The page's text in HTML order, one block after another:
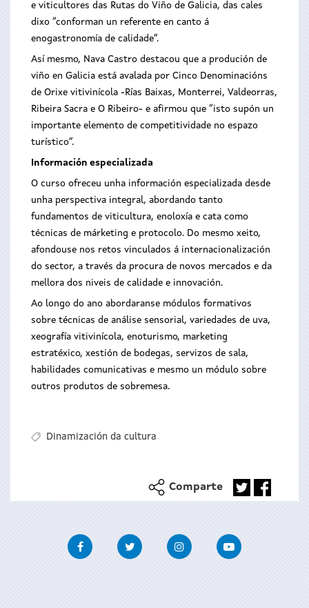
e viticultores das Rutas do Viño de Galicia, das cales
dixo “conforman un referente en canto á
enogastronomía de calidade”.
Así mesmo, Nava Castro destacou que a produción de
viño en Galicia está avalada por Cinco Denominacións
de Orixe vitivinícola -Rías Baixas, Monterrei, Valdeorras,
Ribeira Sacra e O Ribeiro- e afirmou que “isto supón un
importante elemento de competitividade no espazo
turístico”.
Información especializada
O curso ofreceu unha información especializada desde
unha perspectiva integral, abordando tanto
fundamentos de viticultura, enoloxía e cata como
técnicas de márketing e protocolo. Do mesmo xeito,
afondouse nos retos vinculados á internacionalización
do sector, a través da procura de novos mercados e da
mellora dos niveis de calidade e innovación.
Ao longo do ano abordaranse módulos formativos
sobre técnicas de análise sensorial, variedades de uva,
xeografía vitivinícola, enoturismo, marketing
estratéxico, xestión de bodegas, servizos de sala,
habilidades comunicativas e mesmo un módulo sobre
outros produtos de sobremesa.
Dinamización da cultura
Comparte
FacebookTwitter InstagramYoutube